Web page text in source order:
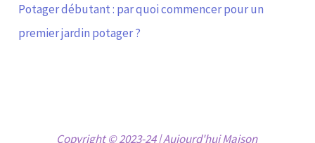
Potager débutant : par quoi commencer pour un
premier jardin potager ?
Copyright © 2023-24 | Aujourd'hui Maison